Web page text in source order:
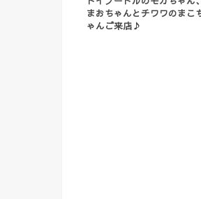
まおちゃんとチワワのまこ
ゃんご来店♪